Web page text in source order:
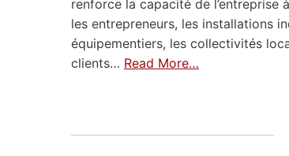
renforce la capacité de l’entreprise
les entrepreneurs, les installations
équipementiers, les collectivités
clients… Read More…